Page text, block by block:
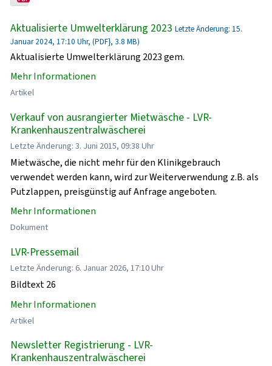
Aktualisierte Umwelterklärung 2023 Letzte Änderung: 15.
Januar 2024, 17:10 Uhr, (PDF}, 3.8 MB)
Aktualisierte Umwelterklärung 2023 gem.
Mehr Informationen
Artikel
Verkauf von ausrangierter Mietwäsche - LVR-
Krankenhauszentralwäscherei
Letzte Änderung: 3. Juni 2015, 09:38 Uhr
Mietwäsche, die nicht mehr für den Klinikgebrauch
verwendet werden kann, wird zur Weiterverwendung z.B. als
Putzlappen, preisgünstig auf Anfrage angeboten.
Mehr Informationen
Dokument
LVR-Pressemail
Letzte Änderung: 6. Januar 2026, 17:10 Uhr
Bildtext 26
Mehr Informationen
Artikel
Newsletter Registrierung - LVR-
Krankenhauszentralwäscherei